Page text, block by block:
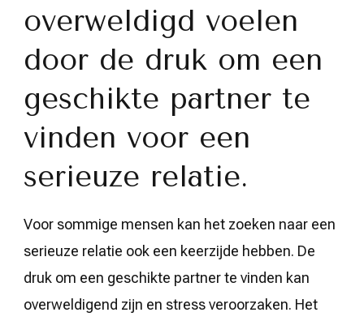
overweldigd voelen
door de druk om een
geschikte partner te
vinden voor een
serieuze relatie.
Voor sommige mensen kan het zoeken naar een
serieuze relatie ook een keerzijde hebben. De
druk om een geschikte partner te vinden kan
overweldigend zijn en stress veroorzaken. Het